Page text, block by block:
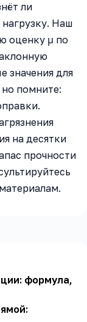
ли
Наш
оценку μ по
значения для
помните:
на десятки
прочности
формула,